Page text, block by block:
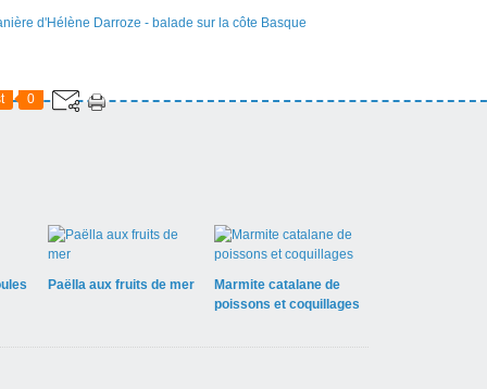
0
Paëlla aux fruits de mer
Marmite catalane de
poissons et coquillages